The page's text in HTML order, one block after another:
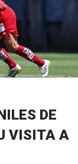
DE
VISITA A